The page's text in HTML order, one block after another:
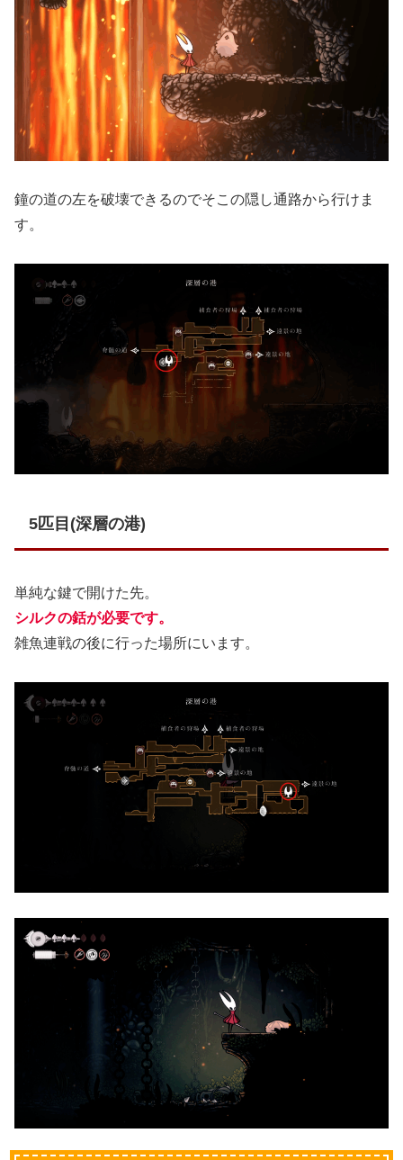
鐘の道の左を破壊できるのでそこの隠し通路から行けま
す。
5匹目(深層の港)
単純な鍵で開けた先。
シルクの銛が必要です。
雑魚連戦の後に行った場所にいます。